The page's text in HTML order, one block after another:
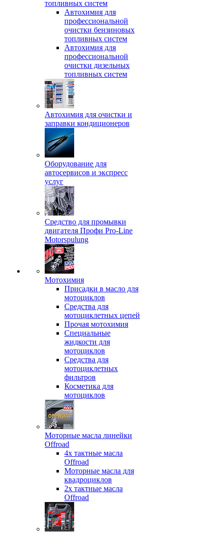
топливных систем
Автохимия для
профессиональной
очистки бензиновых
топливных систем
Автохимия для
профессиональной
очистки дизельных
топливных систем
Автохимия для очистки и
заправки кондиционеров
Оборудование для
автосервисов и экспресс
услуг
Средство для промывки
двигателя Профи Pro-Line
Motorspulung
Мотохимия
Присадки в масло для
мотоциклов
Средства для
мотоциклетных цепей
Прочая мотохимия
Специальные
жидкости для
мотоциклов
Средства для
мотоциклетных
фильтров
Косметика для
мотоциклов
Моторные масла линейки
Offroad
4х тактные масла
Offroad
Моторные масла для
квадроциклов
2х тактные масла
Offroad